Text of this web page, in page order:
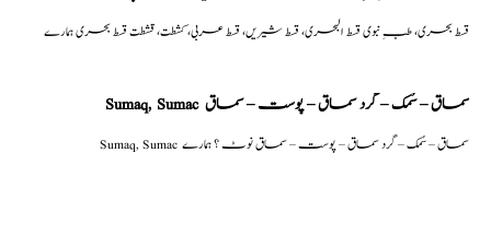
قسط بحری، طبِ نبوی قسط البحری، قسط شیریں، قسط عربی، كشطت، قشطت قسط بحری ہمارے
Sumaq, Sumac سماق – سُمک – گرد سماق – پوست – سماق
Sumaq, Sumac سماق – سُمک – گرد سماق – پوست – سماق نوٹ ؟ ہمارے